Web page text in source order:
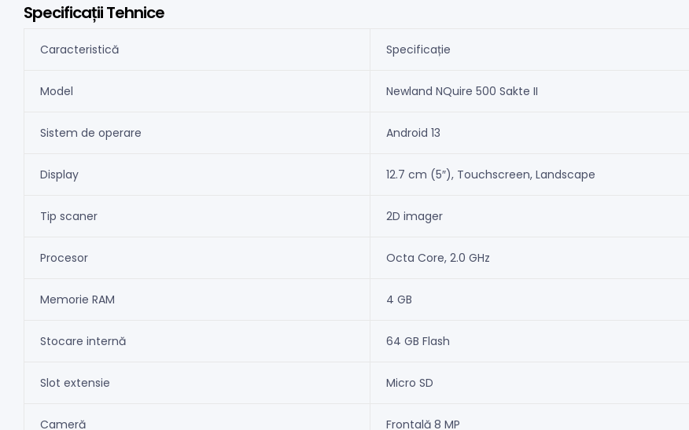
Specificații Tehnice
Caracteristică Specificație
Model Newland NQuire 500 Sakte II
Sistem de operare Android 13
Display 12.7 cm (5″), Touchscreen, Landscape
Tip scaner 2D imager
Procesor Octa Core, 2.0 GHz
Memorie RAM 4 GB
Stocare internă 64 GB Flash
Slot extensie Micro SD
Cameră Frontală 8 MP